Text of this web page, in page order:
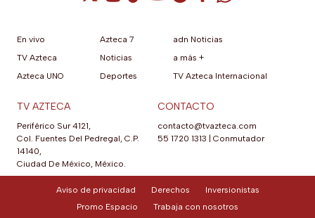
En vivo
TV Azteca
Azteca UNO
Azteca 7
Noticias
Deportes
adn Noticias
a más +
TV Azteca Internacional
TV AZTECA
Periférico Sur 4121,
Col. Fuentes Del Pedregal, C.P.
14140,
Ciudad De México, México.
CONTACTO
contacto@tvazteca.com
55 1720 1313
Conmutador
Aviso de privacidad Derechos
Inversionistas
Promo Espacio
Trabaja con nosotros